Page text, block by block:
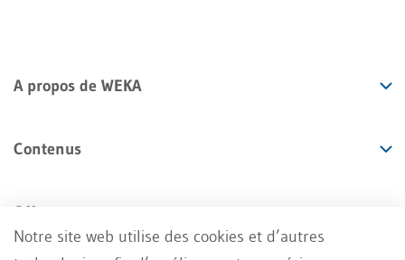
A propos de WEKA
Contenus
Offres
Notre site web utilise des cookies et d’autres